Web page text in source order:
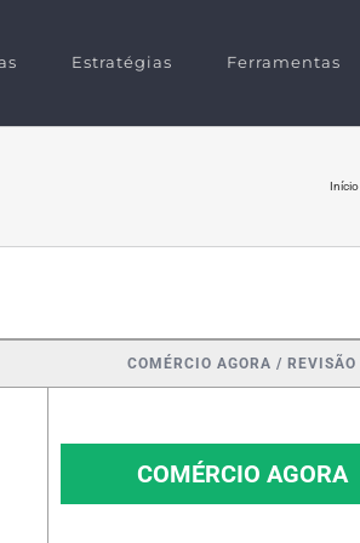
Estratégias Ferramentas
Início
COMÉRCIO AGORA / REVISÃO
COMÉRCIO AGORA